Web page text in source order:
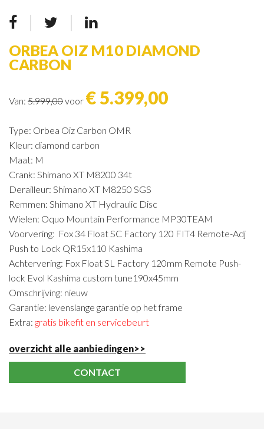
ORBEA OIZ M10 DIAMOND
CARBON
Van: 5.999,00voor € 5.399,00
Type: Orbea Oiz Carbon OMR
Kleur: diamond carbon
Maat: M
Crank: Shimano XT M8200 34t
Derailleur: Shimano XT M8250 SGS
Remmen: Shimano XT Hydraulic Disc
Wielen: Oquo Mountain Performance MP30TEAM
Voorvering: Fox 34 Float SC Factory 120 FIT4 Remote-Adj
Push to Lock QR15x110 Kashima
Achtervering: Fox Float SL Factory 120mm Remote Push-
lock Evol Kashima custom tune190x45mm
Omschrijving: nieuw
Garantie: levenslange garantie op het frame
Extra: gratis bikefit en servicebeurt
overzicht alle aanbiedingen>>
CONTACT